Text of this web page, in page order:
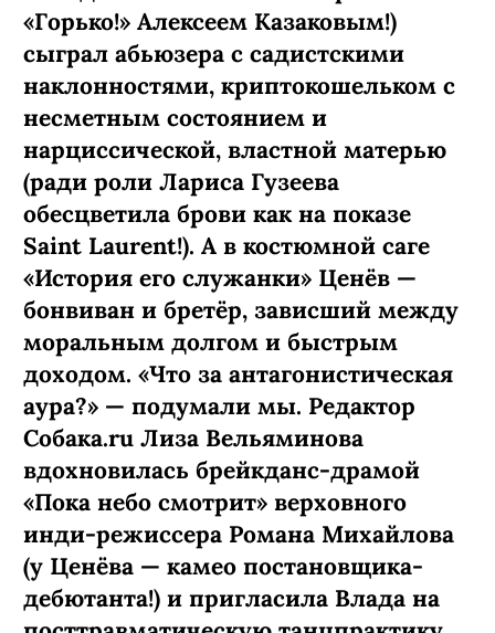
«Горько!» Алексеем Казаковым!)
сыграл абьюзера с садистскими
наклонностями, криптокошельком с
несметным состоянием и
нарциссической, властной матерью
(ради роли Лариса Гузеева
обесцветила брови как на показе
Saint Laurent!). А в костюмной саге
«История его служанки» Ценёв —
бонвиван и бретёр, зависший между
моральным долгом и быстрым
доходом. «Что за антагонистическая
аура?» — подумали мы. Редактор
Собака.ru Лиза Вельяминова
вдохновилась брейкданс-­драмой
«Пока небо смотрит» верховного
инди-режиссера Романа Михайлова
(у Ценёва — камео постановщика-
дебютанта!) и пригласила Влада на